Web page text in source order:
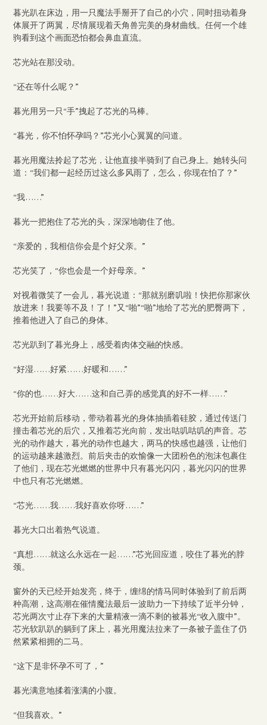
暮光趴在床边，用一只魔法手掰开了自己的小穴，同时扭动着身
体展开了两翼，尽情展现着天角兽完美的身材曲线。任何一个雄
驹看到这个画面恐怕都会鼻血直流。
芯光站在那没动。
“还在等什么呢？”
暮光用另一只“手”拽起了芯光的马棒。
“暮光，你不怕怀孕吗？”芯光小心翼翼的问道。
暮光用魔法拎起了芯光，让他直接半骑到了自己身上。她转头问
道：“我们都一起经历过这么多风雨了，怎么，你现在怕了？”
“我……”
暮光一把抱住了芯光的头，深深地吻住了他。
“亲爱的，我相信你会是个好父亲。”
芯光笑了，“你也会是一个好母亲。”
对视着微笑了一会儿，暮光说道：“那就别磨叽啦！快把你那家伙
放进来！我要等不及！了！”又“啪”“啪”地给了芯光的肥臀两下，
推着他进入了自己的身体。
芯光趴到了暮光身上，感受着肉体交融的快感。
“好湿……好紧……好暖和……”
“你的也……好大……这和自己弄的感觉真的好不一样……”
芯光开始前后移动，带动着暮光的身体抽插着硅胶，通过传送门
撞击着芯光的后穴，又推着芯光向前，发出咕叽咕叽的声音。芯
光的动作越大，暮光的动作也越大，两马的快感也越强，让他们
的运动越来越激烈。前后夹击的欢愉像一大团粉色的泡沫包裹住
了他们，现在芯光燃燃的世界中只有暮光闪闪，暮光闪闪的世界
中也只有芯光燃燃。
“芯光……我……我好喜欢你呀……”
暮光大口出着热气说道。
“真想……就这么永远在一起……”芯光回应道，咬住了暮光的脖
颈。
窗外的天已经开始发亮，终于，缠绵的情马同时体验到了前后两
种高潮，这高潮在催情魔法最后一波助力一下持续了近半分钟，
芯光两次寸止存下来的大量精液一滴不剩的被暮光“收入腹中”。
芯光软趴趴的躺到了床上，暮光用魔法拉来了一条被子盖住了仍
然紧紧相拥的二马。
“这下是非怀孕不可了，”
暮光满意地揉着涨满的小腹。
“但我喜欢。”